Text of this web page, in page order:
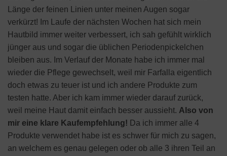
Länge der feinen Linien unter meinen Augen sogar
verkürzt! Im Laufe der nächsten Wochen hat sich mein
Hautbild immer weiter verbessert, ich sah gefühlt wirklich
jünger aus und sogar die üblichen Periodenpickelchen
bleiben aus. Im Verlauf der Monate habe ich immer mal
wieder die Pflege gewechselt, weil mir Farfalla eigentlich
doch etwas zu teuer ist und ich andere Produkte zum
testen hatte. Aber ich kam immer wieder darauf zurück,
weil meine Haut damit einfach besser aussieht. Also von
mir eine klare Kaufempfehlung! Da ich immer alle 4
Produkte verwendet habe ist es schwer für mich zu sagen,
an welchem es genau gelegen oder ob alle 3 ihren Teil an